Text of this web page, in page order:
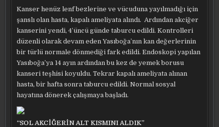
Kanser henüz lenf bezlerine ve vücuduna yayılmadığı için
şanslı olan hasta, kapalı ameliyata alındı. Ardından akciğer
kanserini yendi, 4’üncü günde taburcu edildi. Kontrolleri
düzenli olarak devam eden Yasıboğa’nın kan değerlerinin
bir türlü normale dönmediği fark edildi. Endoskopi yapılan
Yasıboğa’ya 14 ayın ardından bu kez de yemek borusu
kanseri teşhisi koyuldu. Tekrar kapalı ameliyata alınan
hasta, bir hafta sonra taburcu edildi. Normal sosyal
hayatına dönerek çalışmaya başladı.
“SOL AKCİĞERİN ALT KISMINI ALDIK”